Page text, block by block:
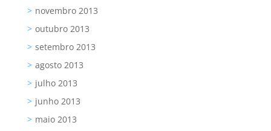
novembro 2013
outubro 2013
setembro 2013
agosto 2013
julho 2013
junho 2013
maio 2013